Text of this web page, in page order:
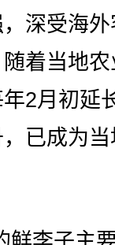
深受海
着当地
2月初延
已成为